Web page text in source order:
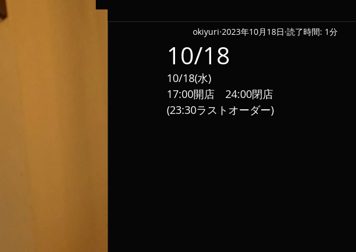
ライブ、コンサート おすすめビール
10/18
okiyuri 2023年10月18日 読了時間: 1分
10/18(水)
17:00開店　24:00閉店
(23:30ラストオーダー)